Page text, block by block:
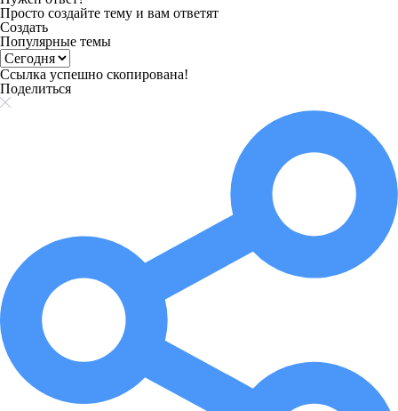
Просто создайте тему и вам ответят
Создать
Популярные темы
Ссылка успешно скопирована!
Поделиться